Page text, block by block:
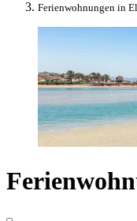
Ferienwohnungen in